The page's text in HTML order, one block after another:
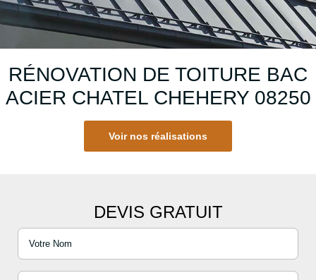
RÉNOVATION DE TOITURE BAC
ACIER CHATEL CHEHERY 08250
Voir nos réalisations
DEVIS GRATUIT